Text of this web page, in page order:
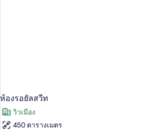
ห้องรอยัลสวีท
วิวเมือง
450 ตารางเมตร